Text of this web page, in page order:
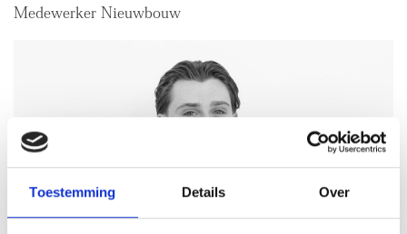
Toestemming Details Over
Medewerker Nieuwbouw